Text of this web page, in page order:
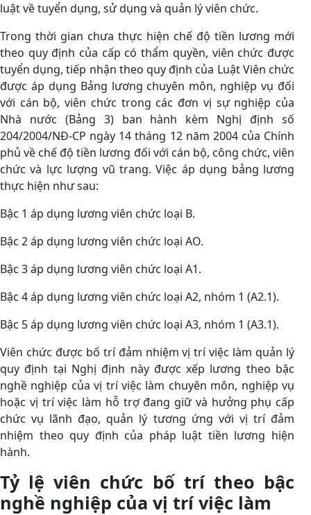
luật về tuyển dụng, sử dụng và quản lý viên chức.
Trong thời gian chưa thực hiện chế độ tiền lương mới
theo quy định của cấp có thẩm quyền, viên chức được
tuyển dụng, tiếp nhận theo quy định của Luật Viên chức
được áp dụng Bảng lương chuyên môn, nghiệp vụ đối
với cán bộ, viên chức trong các đơn vị sự nghiệp của
Nhà nước (Bảng 3) ban hành kèm Nghị định số
204/2004/NĐ-CP ngày 14 tháng 12 năm 2004 của Chính
phủ về chế độ tiền lương đối với cán bộ, công chức, viên
chức và lực lượng vũ trang. Việc áp dụng bảng lương
thực hiện như sau:
Bậc 1 áp dụng lương viên chức loại B.
Bậc 2 áp dụng lương viên chức loại AO.
Bậc 3 áp dụng lương viên chức loại A1.
Bậc 4 áp dụng lương viên chức loại A2, nhóm 1 (A2.1).
Bậc 5 áp dụng lương viên chức loại A3, nhóm 1 (A3.1).
Viên chức được bố trí đảm nhiệm vị trí việc làm quản lý
quy định tại Nghị định này được xếp lương theo bậc
nghề nghiệp của vị trí việc làm chuyên môn, nghiệp vụ
hoặc vị trí việc làm hỗ trợ đang giữ và hưởng phụ cấp
chức vụ lãnh đạo, quản lý tương ứng với vị trí đảm
nhiệm theo quy định của pháp luật tiền lương hiện
hành.
Tỷ lệ viên chức bố trí theo bậc
nghề nghiệp của vị trí việc làm